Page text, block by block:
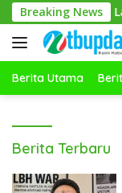
Langsung
ke
konten
Breaking News
H. Lalu Wirajaya:
Berita Utama
ntbupdate.com
Berita Terbaru